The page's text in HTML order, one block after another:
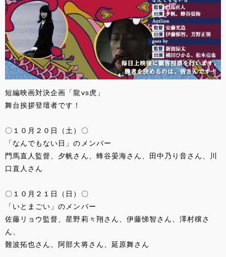
短編映画対決企画「龍vs虎」
舞台挨拶登壇者です！
〇１０月２０日（土）〇
「なんでもない日」のメンバー
門馬直人監督、夕帆さん、蜂谷晏海さん、田中乃り音さん、川
口直人さん
〇１０月２１日（日）〇
「いとまごい」のメンバー
佐藤リョウ監督、星野莉々翔さん、伊藤悌智さん、澤村穣さ
ん、
難波拓也さん、阿部大将さん、延原舞さん